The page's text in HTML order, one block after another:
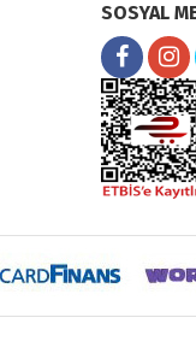
SOSYAL